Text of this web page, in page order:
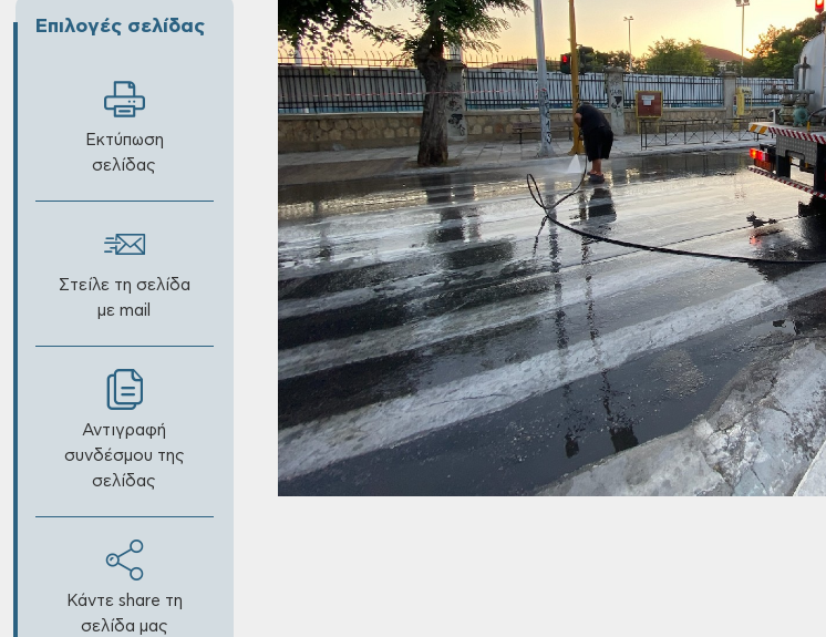
Επιλογές σελίδας
Εκτύπωση
σελίδας
Στείλε τη σελίδα
με mail
Αντιγραφή
συνδέσμου της
σελίδας
Κάντε share τη
σελίδα μας